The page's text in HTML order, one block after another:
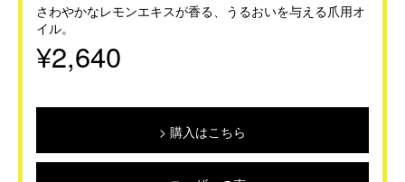
さわやかなレモンエキスが香る、うるおいを与える爪用オ
イル。
¥2,640
購入はこちら